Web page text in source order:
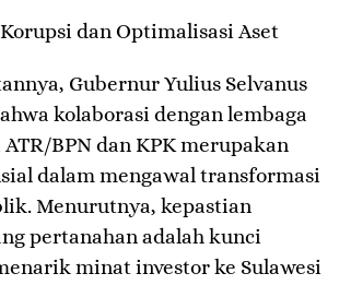
dan Optimalisasi Aset
Gubernur Yulius Selvanus
kolaborasi dengan lembaga
BPN dan KPK merupakan
dalam mengawal transformasi
Menurutnya, kepastian
pertanahan adalah kunci
minat investor ke Sulawesi